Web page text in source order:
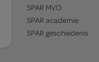
SPAR MVO
SPAR academie
SPAR geschiedenis